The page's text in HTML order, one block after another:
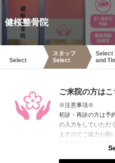
健桜整骨院
Select
スタッフ
Select
Select
and
ご来院の方は
※注意事項※
初診・再診の方は予
の入力をしていただ
ますのでご協力お願
駐車場がございます